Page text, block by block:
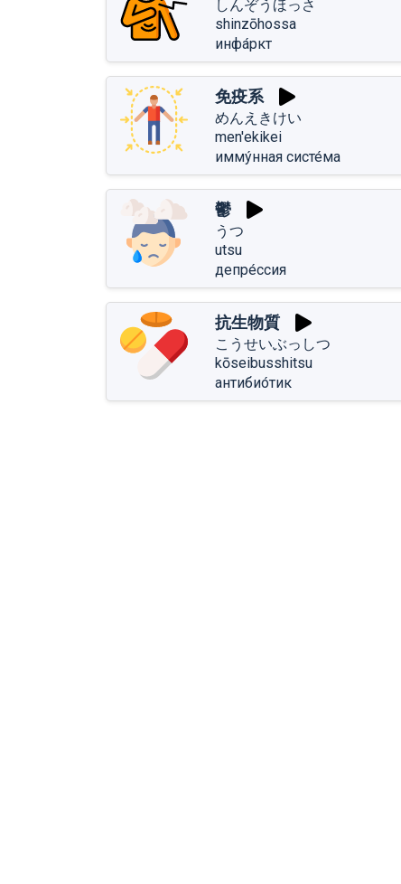
しんぞうほっさ
shinzōhossa
инфа́ркт
免疫系
めんえきけい
men'ekikei
имму́нная систе́ма
鬱
うつ
utsu
депре́ссия
抗生物質
こうせいぶっしつ
kōseibusshitsu
антибио́тик